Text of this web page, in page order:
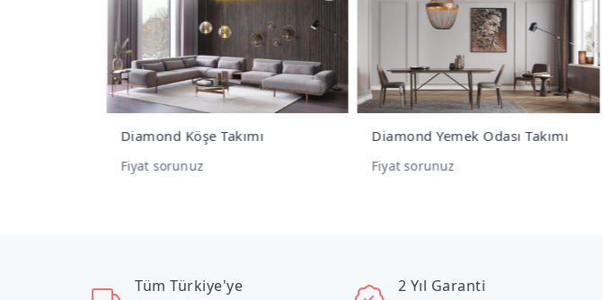
Diamond Yemek Odası Takımı
Fiyat sorunuz
Diamond Yemek Odası Takımı
Fiyat sorunuz
Tüm Türkiye'ye 2 Yıl Garanti